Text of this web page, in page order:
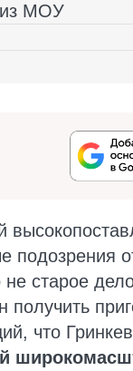
из МОУ
подозрения
старое
что